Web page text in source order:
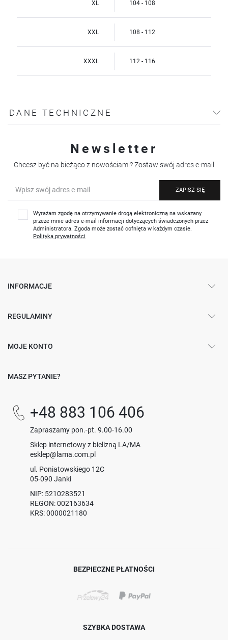
XL 104 - 108
XXL 108 - 112
XXXL 112 - 116
DANE TECHNICZNE
Newsletter
Chcesz być na bieżąco z nowościami? Zostaw swój adres e-mail
ZAPISZ SIĘ
Wyrażam zgodę na otrzymywanie drogą elektroniczną na wskazany
przeze mnie adres e-mail informacji dotyczących świadczonych przez
Administratora. Zgoda może zostać cofnięta w każdym czasie.
Polityka prywatności
INFORMACJE
REGULAMINY
MOJE KONTO
MASZ PYTANIE?
+48 883 106 406
Zapraszamy pon.-pt. 9.00-16.00
Sklep internetowy z bielizną LA/MA
esklep@lama.com.pl
ul. Poniatowskiego 12C
05-090 Janki
NIP: 5210283521
REGON: 002163634
KRS: 0000021180
BEZPIECZNE PŁATNOŚCI
SZYBKA DOSTAWA